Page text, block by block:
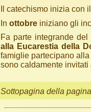
Il catechismo inizia con
In ottobre iniziano gli
Fa parte integrande
alla Eucarestia della
famiglie partecipano
sono caldamente invitati
Sottopagina della